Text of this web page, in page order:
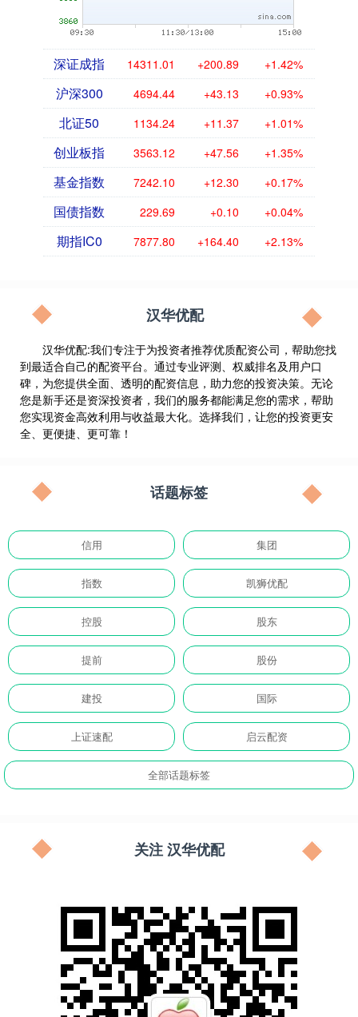
深证成指 14311.01 +200.89 +1.42%
沪深300 4694.44 +43.13 +0.93%
北证50 1134.24 +11.37 +1.01%
创业板指 3563.12 +47.56 +1.35%
基金指数 7242.10 +12.30 +0.17%
国债指数 229.69 +0.10 +0.04%
期指IC0 7877.80 +164.40 +2.13%
汉华优配
汉华优配:我们专注于为投资者推荐优质配资公司，帮助您找
到最适合自己的配资平台。通过专业评测、权威排名及用户口
碑，为您提供全面、透明的配资信息，助力您的投资决策。无论
您是新手还是资深投资者，我们的服务都能满足您的需求，帮助
您实现资金高效利用与收益最大化。选择我们，让您的投资更安
全、更便捷、更可靠！
话题标签
信用 集团
指数 凯狮优配
控股 股东
提前 股份
建投 国际
上证速配 启云配资
全部话题标签
关注 汉华优配